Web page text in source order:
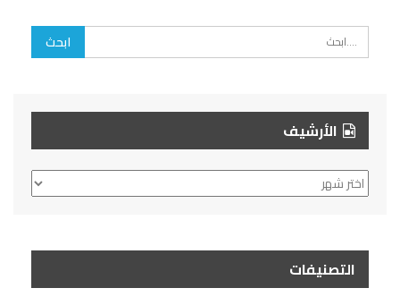
الأرشيف
الأرشيف
التصنيفات